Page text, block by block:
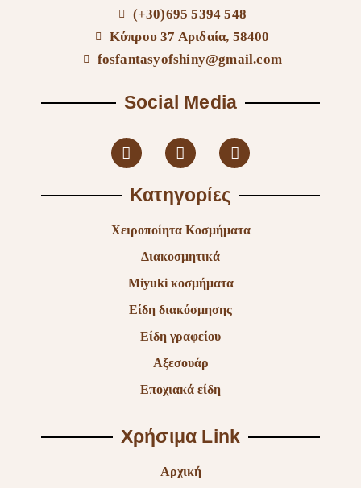
(+30)695 5394 548
Κύπρου 37 Αριδαία, 58400
fosfantasyofshiny@gmail.com
Social Media
Κατηγορίες
Χειροποίητα Κοσμήματα
Διακοσμητικά
Miyuki κοσμήματα
Είδη διακόσμησης
Είδη γραφείου
Αξεσουάρ
Εποχιακά είδη
Χρήσιμα Link
Αρχική